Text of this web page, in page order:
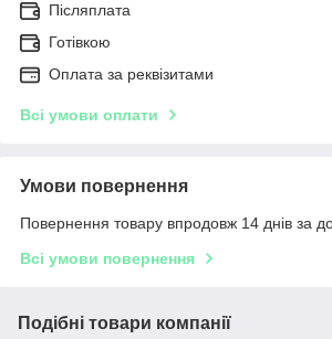
Післяплата
Готівкою
Оплата за реквізитами
Всі умови оплати
Умови повернення
Повернення товару впродовж 14 днів за
Всі умови повернення
Подібні товари компанії